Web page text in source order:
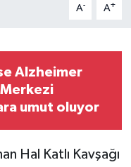
A- A+
Alzheimer
Merkezi
umut oluyor
Hal Katlı Kavşağı